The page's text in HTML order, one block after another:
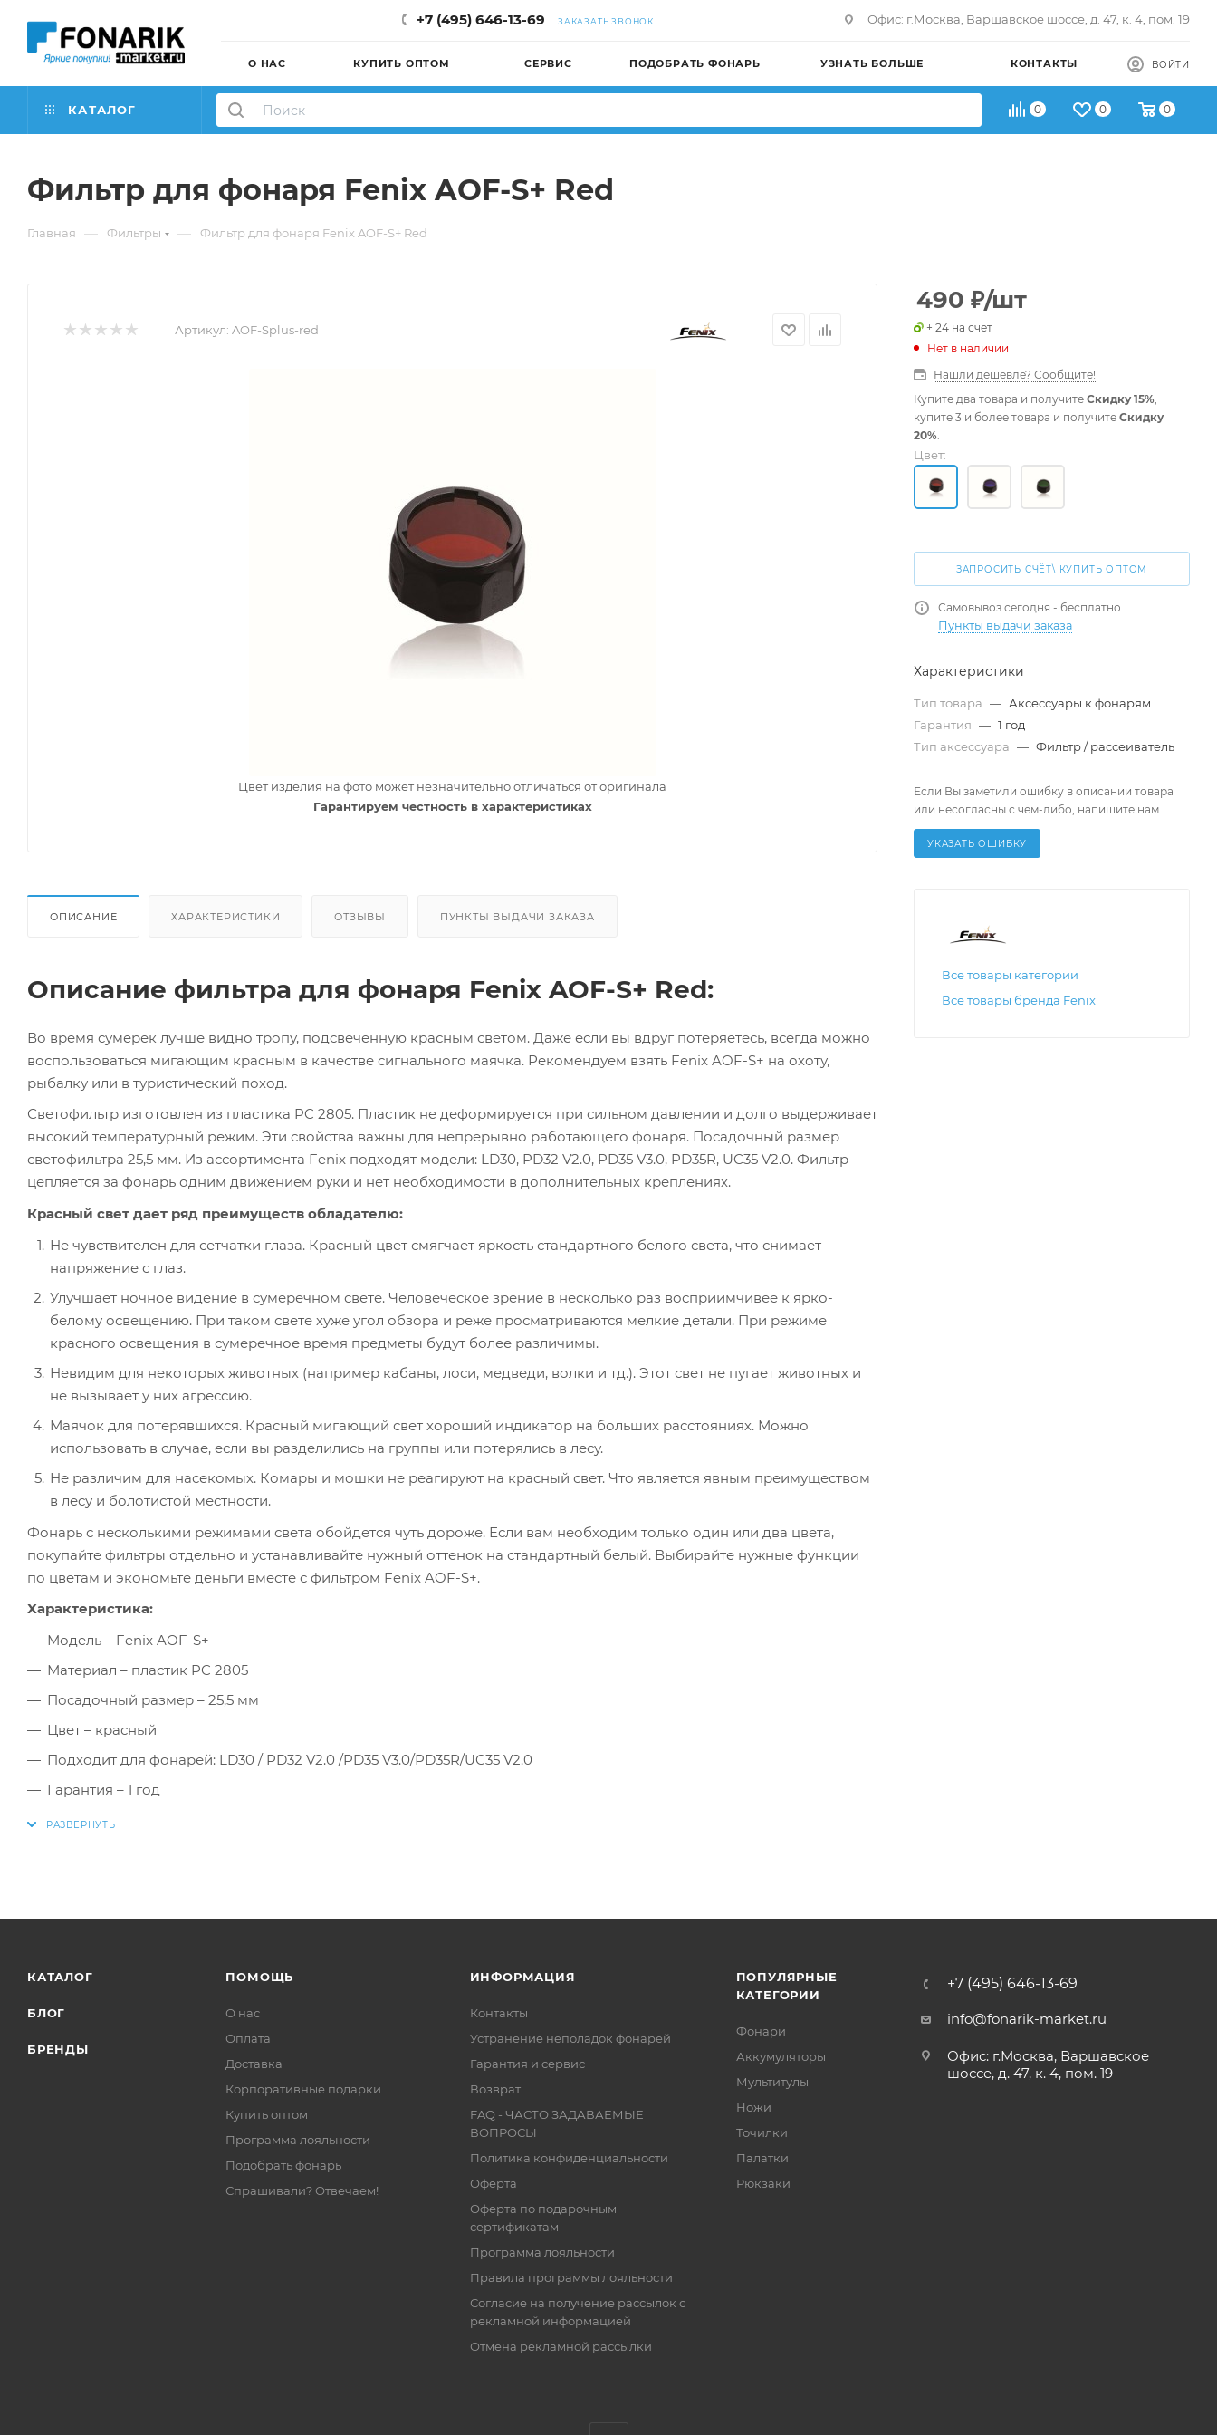
+7 (495) 646-13-69 ЗАКАЗАТЬ ЗВОНОК Офис: г.Москва, Варшавское шоссе, д. 47, к. 4, пом. 19
О НАС КУПИТЬ ОПТОМ СЕРВИС ПОДОБРАТЬ ФОНАРЬ УЗНАТЬ БОЛЬШЕ КОНТАКТЫ ВОЙТИ
КАТАЛОГ 0 0 0
Фильтр для фонаря Fenix AOF-S+ Red
Главная — Фильтры — Фильтр для фонаря Fenix AOF-S+ Red
Артикул: AOF-Splus-red
Цвет изделия на фото может незначительно отличаться от оригинала
Гарантируем честность в характеристиках
ОПИСАНИЕ ХАРАКТЕРИСТИКИ ОТЗЫВЫ ПУНКТЫ ВЫДАЧИ ЗАКАЗА
Описание фильтра для фонаря Fenix AOF-S+ Red:
Во время сумерек лучше видно тропу, подсвеченную красным светом. Даже если вы вдруг потеряетесь, всегда можно
воспользоваться мигающим красным в качестве сигнального маячка. Рекомендуем взять Fenix AOF-S+ на охоту,
рыбалку или в туристический поход.
Светофильтр изготовлен из пластика PC 2805. Пластик не деформируется при сильном давлении и долго выдерживает
высокий температурный режим. Эти свойства важны для непрерывно работающего фонаря. Посадочный размер
светофильтра 25,5 мм. Из ассортимента Fenix подходят модели: LD30, PD32 V2.0, PD35 V3.0, PD35R, UC35 V2.0. Фильтр
цепляется за фонарь одним движением руки и нет необходимости в дополнительных креплениях.
Красный свет дает ряд преимуществ обладателю:
Не чувствителен для сетчатки глаза. Красный цвет смягчает яркость стандартного белого света, что снимает
напряжение с глаз.
Улучшает ночное видение в сумеречном свете. Человеческое зрение в несколько раз восприимчивее к ярко-
белому освещению. При таком свете хуже угол обзора и реже просматриваются мелкие детали. При режиме
красного освещения в сумеречное время предметы будут более различимы.
Невидим для некоторых животных (например кабаны, лоси, медведи, волки и тд.). Этот свет не пугает животных и
не вызывает у них агрессию.
Маячок для потерявшихся. Красный мигающий свет хороший индикатор на больших расстояниях. Можно
использовать в случае, если вы разделились на группы или потерялись в лесу.
Не различим для насекомых. Комары и мошки не реагируют на красный свет. Что является явным преимуществом
в лесу и болотистой местности.
Фонарь с несколькими режимами света обойдется чуть дороже. Если вам необходим только один или два цвета,
покупайте фильтры отдельно и устанавливайте нужный оттенок на стандартный белый. Выбирайте нужные функции
по цветам и экономьте деньги вместе с фильтром Fenix AOF-S+.
Характеристика:
Модель – Fenix AOF-S+
Материал – пластик PC 2805
Посадочный размер – 25,5 мм
Цвет – красный
Подходит для фонарей: LD30 / PD32 V2.0 /PD35 V3.0/PD35R/UC35 V2.0
Гарантия – 1 год
490 ₽/шт
+ 24 на счет
Нет в наличии
Нашли дешевле? Сообщите!
Купите два товара и получите Скидку 15%
купите 3 и более товара и получите Скидку
20%
Цвет:
ЗАПРОСИТЬ СЧЁТ\ КУПИТЬ ОПТОМ
Самовывоз сегодня - бесплатно
Пункты выдачи заказа
Характеристики
Тип товара — Аксессуары к фонарям
Гарантия — 1 год
Тип аксессуара — Фильтр / рассеиватель
Если Вы заметили ошибку в описании товара
или несогласны с чем-либо, напишите нам
УКАЗАТЬ ОШИБКУ
Все товары категории
Все товары бренда Fenix
КАТАЛОГ
БЛОГ
БРЕНДЫ
ПОМОЩЬ
О нас
Оплата
Доставка
Корпоративные подарки
Купить оптом
Программа лояльности
Подобрать фонарь
Спрашивали? Отвечаем!
ИНФОРМАЦИЯ
Контакты
Устранение неполадок фонарей
Гарантия и сервис
Возврат
FAQ - ЧАСТО ЗАДАВАЕМЫЕ
ВОПРОСЫ
Политика конфиденциальности
Оферта
Оферта по подарочным
сертификатам
Программа лояльности
Правила программы лояльности
Согласие на получение рассылок с
рекламной информацией
Отмена рекламной рассылки
ПОПУЛЯРНЫЕ
КАТЕГОРИИ
Фонари
Аккумуляторы
Мультитулы
Ножи
Точилки
Палатки
Рюкзаки
+7 (495) 646-13-69
info@fonarik-market.ru
Офис: г.Москва, Варшавское
шоссе, д. 47, к. 4, пом. 19